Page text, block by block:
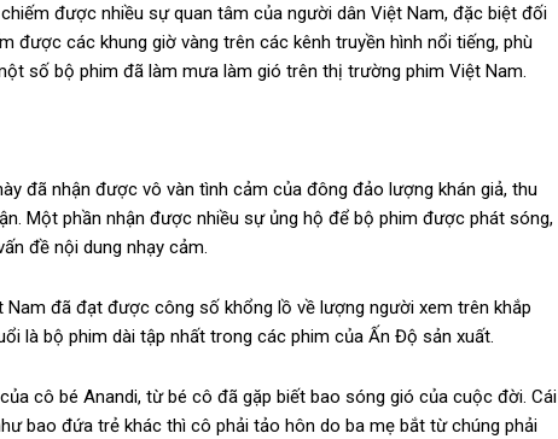
được nhiều sự quan tâm của người dân Việt Nam, đặc biệt đối
được các khung giờ vàng trên các kênh truyền hình nổi tiếng, phù
số bộ phim đã làm mưa làm gió trên thị trường phim Việt Nam.
đã nhận được vô vàn tình cảm của đông đảo lượng khán giả, thu
Một phần nhận được nhiều sự ủng hộ để bộ phim được phát sóng,
đề nội dung nhạy cảm.
đã đạt được công số khổng lồ về lượng người xem trên khắp
là bộ phim dài tập nhất trong các phim của Ấn Độ sản xuất.
cô bé Anandi, từ bé cô đã gặp biết bao sóng gió của cuộc đời. Cái
bao đứa trẻ khác thì cô phải tảo hôn do ba mẹ bắt từ chúng phải